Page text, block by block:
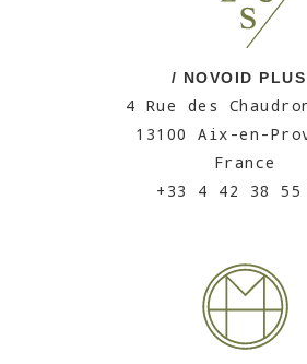
/ NOVOID
4 Rue des
13100 Aix-en-
France
+33 4 42 38 55